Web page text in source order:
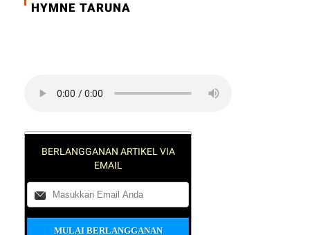
HYMNE TARUNA
BERLANGGANAN ARTIKEL VIA
EMAIL